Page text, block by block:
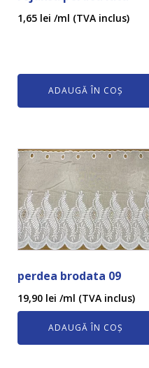
1,65 lei /ml (TVA inclus)
ADAUGĂ ÎN COȘ
perdea brodata 09
19,90 lei /ml (TVA inclus)
ADAUGĂ ÎN COȘ